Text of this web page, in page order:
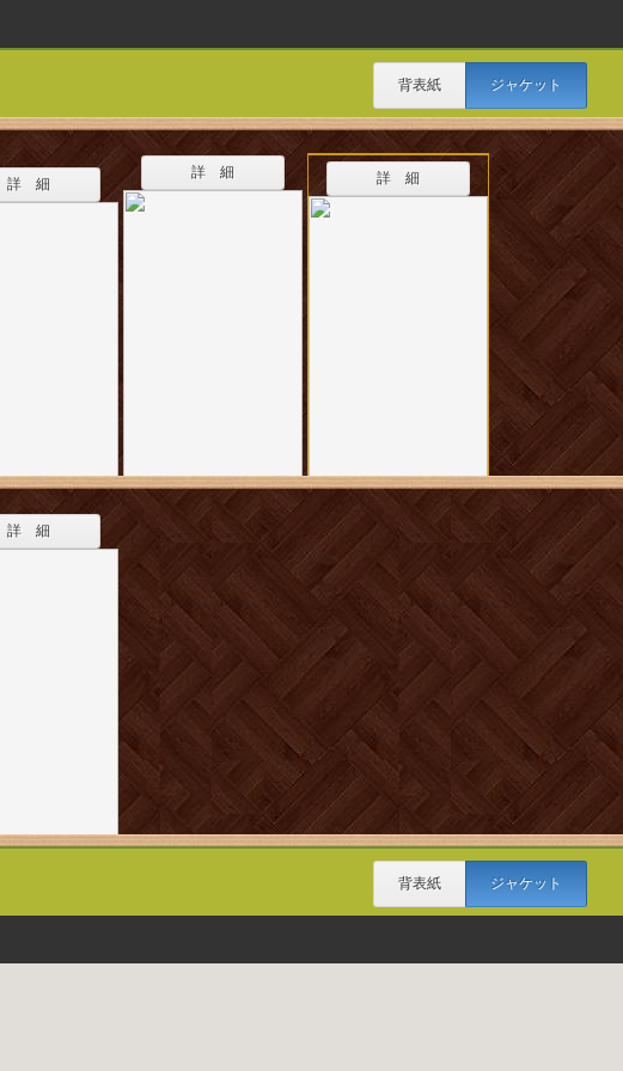
背表紙 ジャケット
詳 細
詳 細 詳 細
詳 細
背表紙 ジャケット